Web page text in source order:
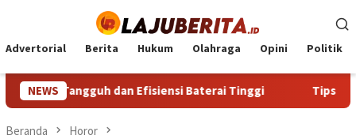
konten
Advertorial Berita Hukum Olahraga Opini Politik
NEWS
Efisiensi Baterai Tinggi Tips Praktis Memilih dan
Beranda Horor